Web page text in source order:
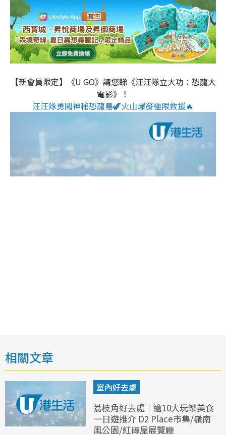
【新會員限定】《U GO》請您睇《汪汪隊立大功：恐龍大
電影》！
汪汪隊勇闖神秘恐龍島🦖火山爆發極限救援🔥
相關文章
室內好去處
荔枝角好去處｜逾10大玩樂美食
一日遊推介 D2 Place市集/嶺南
風公園/紅磚屋展覽廳